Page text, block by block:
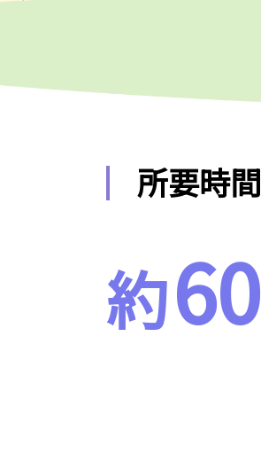
所要時間
約60